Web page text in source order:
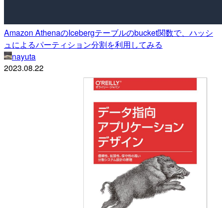
Amazon AthenaのIcebergテーブルのbucket関数で、ハッシ
ュによるパーティション分割を利用してみる
nayuta
2023.08.22